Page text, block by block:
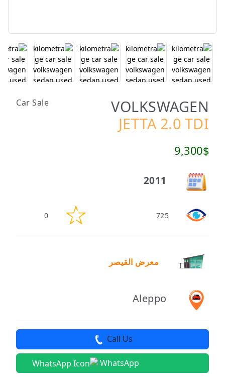
VOLKSWAGEN
Car Sale
JETTA 2.0 TDI
9,300$
2011
725
0
معرض القيصر
Aleppo
Call Us
WhatsApp